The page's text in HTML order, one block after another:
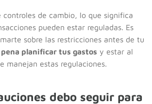
controles de cambio, lo que significa
pueden estar reguladas. Es
sobre las restricciones antes de tu
pena planificar tus gastos y estar al
manejan estas regulaciones.
debo seguir para